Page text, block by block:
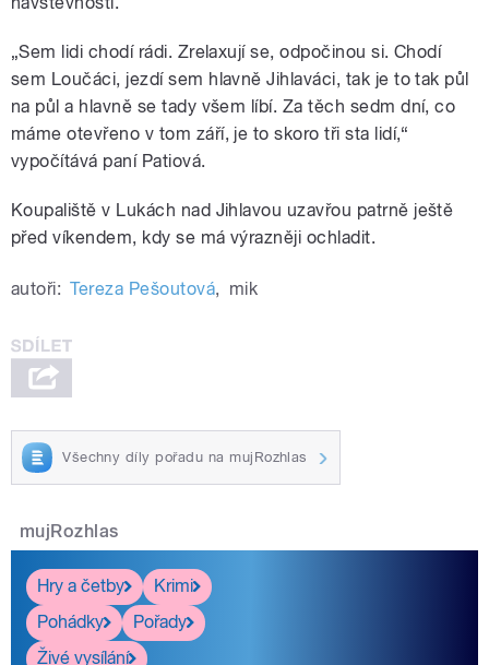
„Sem lidi chodí rádi. Zrelaxují se, odpočinou si. Chodí
sem Loučáci, jezdí sem hlavně Jihlaváci, tak je to tak půl
na půl a hlavně se tady všem líbí. Za těch sedm dní, co
máme otevřeno v tom září, je to skoro tři sta lidí,“
vypočítává paní Patiová.
Koupaliště v Lukách nad Jihlavou uzavřou patrně ještě
před víkendem, kdy se má výrazněji ochladit.
autoři: Tereza Pešoutová, mik
Všechny díly pořadu na mujRozhlas
mujRozhlas
Hry a četby
Krimi
Pohádky
Pořady
Živé vysílání